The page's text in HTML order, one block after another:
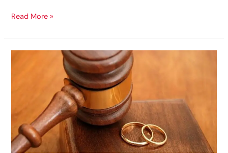
MAHKEMENİN
NAFAKAYI
YÜKÜMLÜLÜKLERİNİ
ETMEK
Read More »